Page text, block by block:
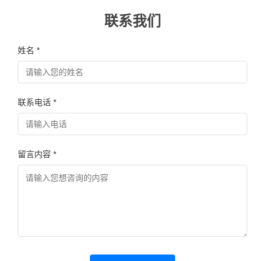
联系我们
姓名 *
联系电话 *
留言内容 *